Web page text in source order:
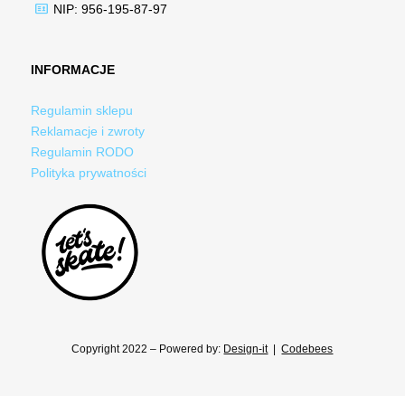
NIP: 956-195-87-97
INFORMACJE
Regulamin sklepu
Reklamacje i zwroty
Regulamin RODO
Polityka prywatności
Copyright 2022 – Powered by: Design-it|Codebees